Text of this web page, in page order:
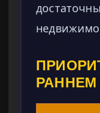
РАННЕМ